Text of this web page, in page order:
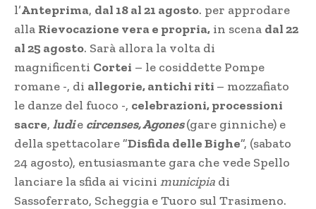
l’Anteprima, dal 18 al 21 agosto. per approdare
alla Rievocazione vera e propria, in scena dal 22
al 25 agosto. Sarà allora la volta di
magnificenti Cortei – le cosiddette Pompe
romane -, di allegorie, antichi riti – mozzafiato
le danze del fuoco -, celebrazioni, processioni
sacre, ludie circenses, Agones(gare ginniche) e
della spettacolare ”Disfida delle Bighe”, (sabato
24 agosto), entusiasmante gara che vede Spello
lanciare la sfida ai vicini municipia di
Sassoferrato, Scheggia e Tuoro sul Trasimeno.